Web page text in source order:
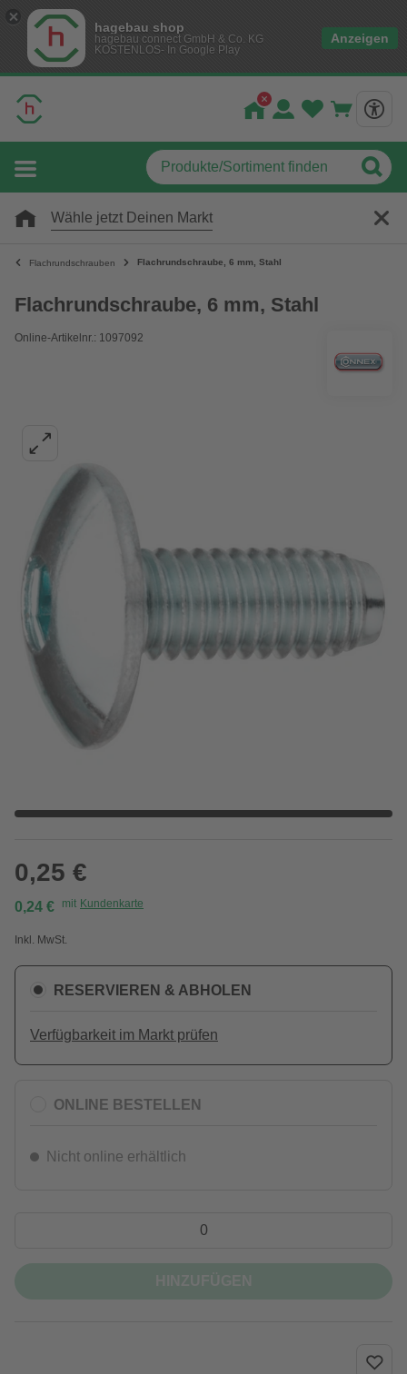
hagebau shop
hagebau connect GmbH & Co. KG
KOSTENLOS- In Google Play
Anzeigen
Wähle jetzt Deinen Markt
Flachrundschrauben Flachrundschraube, 6 mm, Stahl
Flachrundschraube, 6 mm, Stahl
Online-Artikelnr.: 1097092
0,25 €
0,24 € mit Kundenkarte
Inkl. MwSt.
RESERVIEREN & ABHOLEN
Verfügbarkeit im Markt prüfen
ONLINE BESTELLEN
Nicht online erhältlich